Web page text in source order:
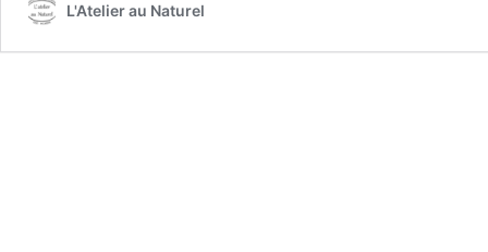
L'Atelier au Naturel